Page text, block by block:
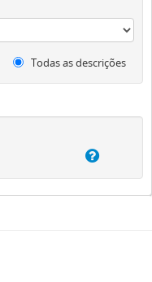
Todas as descrições